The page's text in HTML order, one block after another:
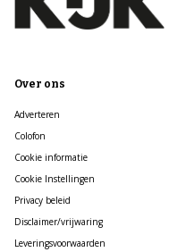
Over ons
Adverteren
Colofon
Cookie informatie
Cookie Instellingen
Privacy beleid
Disclaimer/vrijwaring
Leveringsvoorwaarden